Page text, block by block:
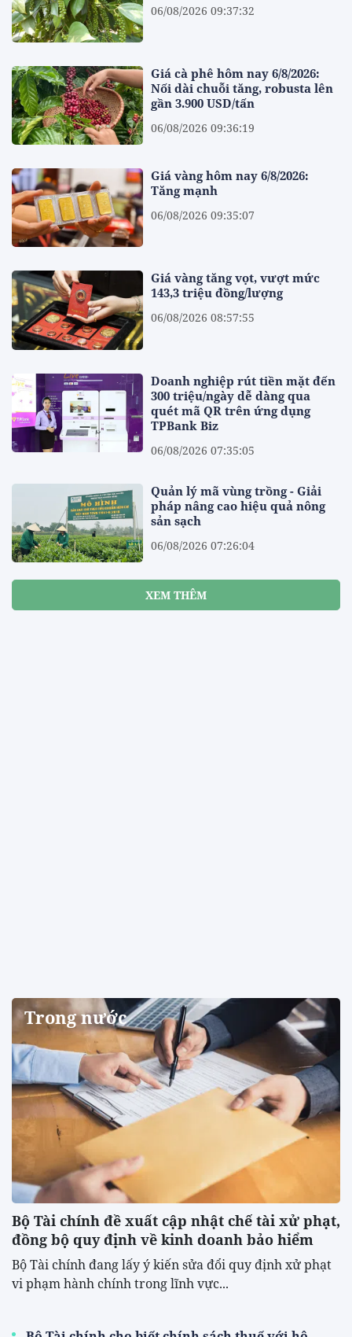
06/08/2026 09:37:32
Giá cà phê hôm nay 6/8/2026:
Nối dài chuỗi tăng, robusta lên
gần 3.900 USD/tấn
06/08/2026 09:36:19
Giá vàng hôm nay 6/8/2026:
Tăng mạnh
06/08/2026 09:35:07
Giá vàng tăng vọt, vượt mức
143,3 triệu đồng/lượng
06/08/2026 08:57:55
Doanh nghiệp rút tiền mặt đến
300 triệu/ngày dễ dàng qua
quét mã QR trên ứng dụng
TPBank Biz
06/08/2026 07:35:05
Quản lý mã vùng trồng - Giải
pháp nâng cao hiệu quả nông
sản sạch
06/08/2026 07:26:04
XEM THÊM
Trong nước
Bộ Tài chính đề xuất cập nhật chế tài xử phạt,
đồng bộ quy định về kinh doanh bảo hiểm
Bộ Tài chính đang lấy ý kiến sửa đổi quy định xử phạt
vi phạm hành chính trong lĩnh vực...